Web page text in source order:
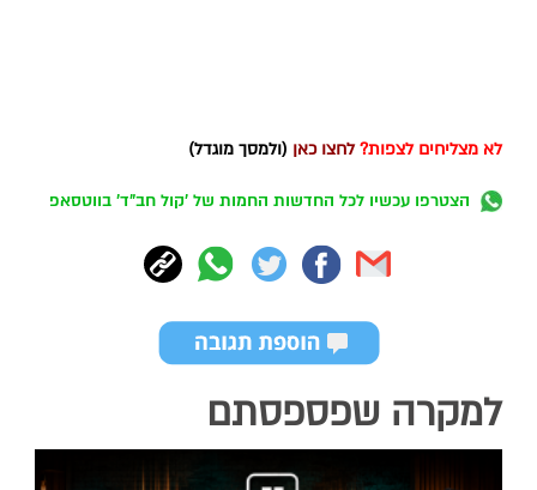
לא מצליחים לצפות?לחצו כאן (ולמסך מוגדל)
הצטרפו עכשיו לכל החדשות החמות של 'קול חב"ד' בווטסאפ
למקרה שפספסתם